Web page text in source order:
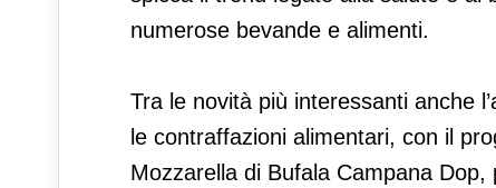
numerose bevande e alimenti.
Tra le novità più interessanti anche
le contraffazioni alimentari, con il
Mozzarella di Bufala Campana